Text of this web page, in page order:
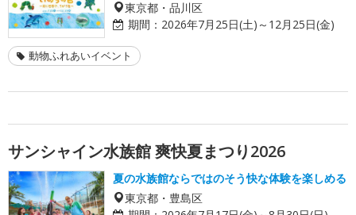
東京都・品川区
期間： 2026年7月25日(土)～12月25日(金)
動物ふれあいイベント
サンシャイン水族館 爽快夏まつり2026
夏の水族館ならではのそう快な体験を楽しめる
東京都・豊島区